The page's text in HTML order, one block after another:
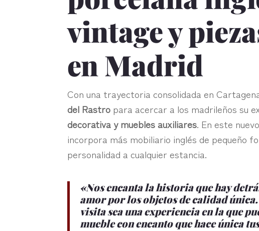
vintage y
en Madrid
Con una trayectoria consolidada en
del Rastro para acercar a los madrileños su
decorativa y muebles auxiliares. En este
incorpora más mobiliario inglés de pequeño
personalidad a cualquier estancia.
«Nos encanta la historia que hay
amor por los objetos de calidad
visita sea una experiencia en la que
mueble con encanto que hace única